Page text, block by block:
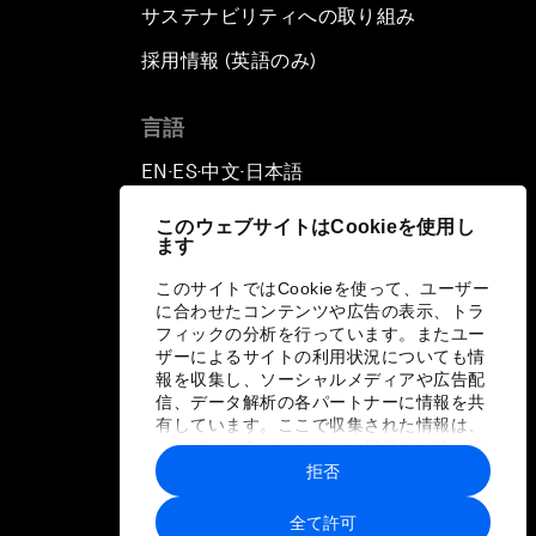
このウェブサイトはCookieを使用し
ます
このサイトではCookieを使って、ユーザー
に合わせたコンテンツや広告の表示、トラ
フィックの分析を行っています。またユー
ザーによるサイトの利用状況についても情
報を収集し、ソーシャルメディアや広告配
信、データ解析の各パートナーに情報を共
有しています。ここで収集された情報は、
ユーザーが各パートナーに提供した他の情
報や各パートナーのサービスを使用した際
に収集された情報と組み合わされ、各パー
トナーによって使用されることがありま
全て許可
拒否
サステナビリティへの取り組み
採用情報 (英語のみ)
言語
EN ▪ ES▪中文▪ 日本語